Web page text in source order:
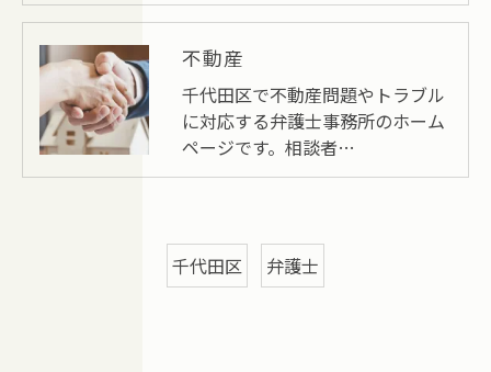
不動産
千代田区で不動産問題やトラブル
に対応する弁護士事務所のホーム
ページです。相談者…
千代田区 弁護士